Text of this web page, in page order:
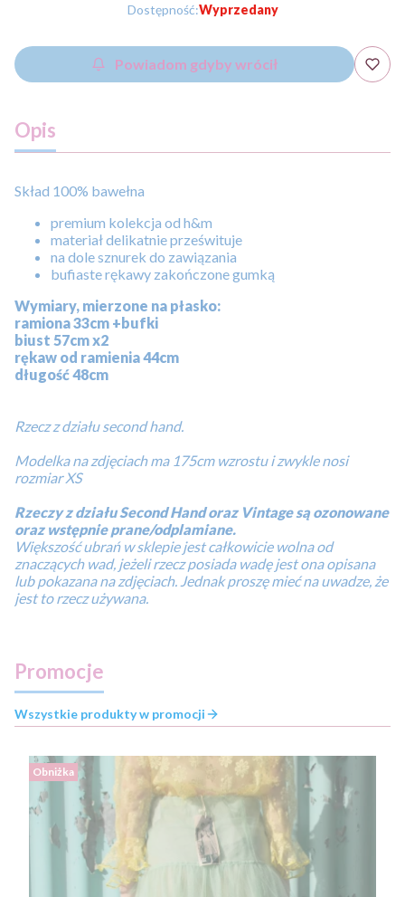
Dostępność:Wyprzedany
Powiadom gdyby wrócił
Opis
Skład 100% bawełna
premium kolekcja od h&m
materiał delikatnie prześwituje
na dole sznurek do zawiązania
bufiaste rękawy zakończone gumką
Wymiary, mierzone na płasko:
ramiona 33cm +bufki
biust 57cm x2
rękaw od ramienia 44cm
długość 48cm
Rzecz z działu second hand.
Modelka na zdjęciach ma 175cm wzrostu i zwykle nosi
rozmiar XS
Rzeczy z działu Second Hand oraz Vintage są ozonowane
oraz wstępnie prane/odplamiane.
Większość ubrań w sklepie jest całkowicie wolna od
znaczących wad, jeżeli rzecz posiada wadę jest ona opisana
lub pokazana na zdjęciach. Jednak proszę mieć na uwadze, że
jest to rzecz używana.
Promocje
Wszystkie produkty w promocji
Obniżka